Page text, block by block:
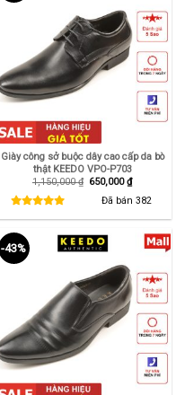
Giày công sở buộc dây cao cấp da bò
thật KEEDO VPO-P703
1,150,000₫ Giá
1,150,000 ₫.
650,000₫Giá
hiện
tại
là:
650,000 ₫.
Đã bán 382
-43%